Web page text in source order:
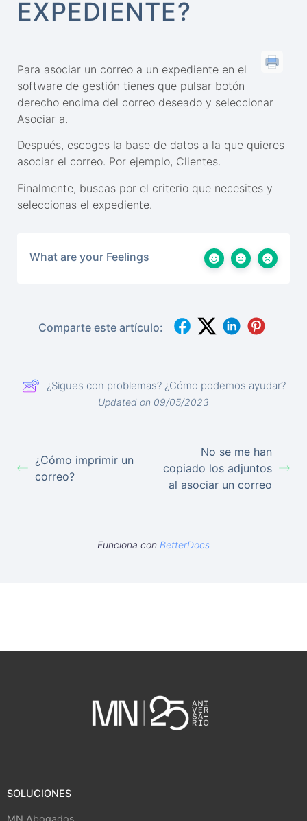
EXPEDIENTE?
Para asociar un correo a un expediente en el
software de gestión tienes que pulsar botón
derecho encima del correo deseado y seleccionar
Asociar a.
Después, escoges la base de datos a la que quieres
asociar el correo. Por ejemplo, Clientes.
Finalmente, buscas por el criterio que necesites y
seleccionas el expediente.
What are your Feelings
Comparte este artículo:
¿Sigues con problemas? ¿Cómo podemos ayudar?
Updated on 09/05/2023
¿Cómo imprimir un
correo?
No se me han
copiado los adjuntos
al asociar un correo
Funciona con BetterDocs
SOLUCIONES
MN Abogados